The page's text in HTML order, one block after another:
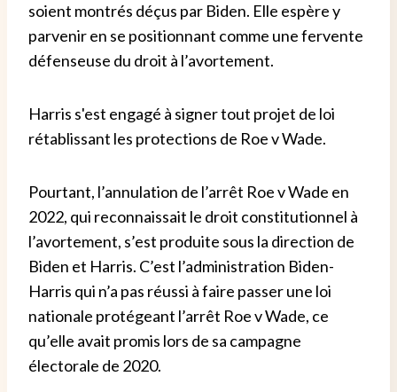
soient montrés déçus par Biden. Elle espère y
parvenir en se positionnant comme une fervente
défenseuse du droit à l’avortement.
Harris s'est engagé à signer tout projet de loi
rétablissant les protections de Roe v Wade.
Pourtant, l’annulation de l’arrêt Roe v Wade en
2022, qui reconnaissait le droit constitutionnel à
l’avortement, s’est produite sous la direction de
Biden et Harris. C’est l’administration Biden-
Harris qui n’a pas réussi à faire passer une loi
nationale protégeant l’arrêt Roe v Wade, ce
qu’elle avait promis lors de sa campagne
électorale de 2020.